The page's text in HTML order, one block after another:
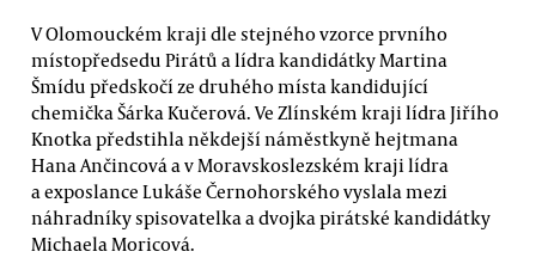
V Olomouckém kraji dle stejného vzorce prvního
místopředsedu Pirátů a lídra kandidátky Martina
Šmídu předskočí ze druhého místa kandidující
chemička Šárka Kučerová. Ve Zlínském kraji lídra Jiřího
Knotka předstihla někdejší náměstkyně hejtmana
Hana Ančincová a v Moravskoslezském kraji lídra
a exposlance Lukáše Černohorského vyslala mezi
náhradníky spisovatelka a dvojka pirátské kandidátky
Michaela Moricová.